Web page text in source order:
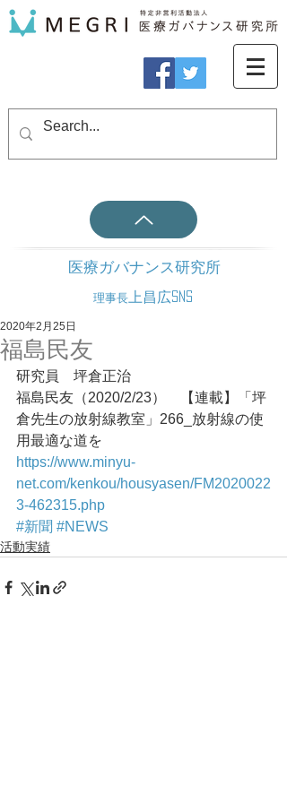
医療ガバナンス研究所
理事長 上昌広SNS
福島民友
2020年2月25日
研究員　坪倉正治
福島民友（2020/2/23）　【連載】「坪
倉先生の放射線教室」266_放射線の使
用最適な道を
https://www.minyu-
net.com/kenkou/housyasen/FM2020022
3-462315.php
#新聞 #NEWS
活動実績